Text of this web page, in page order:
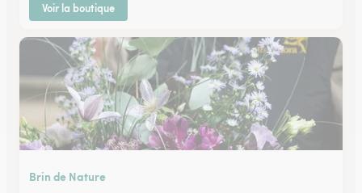
Voir la boutique
Brin de Nature